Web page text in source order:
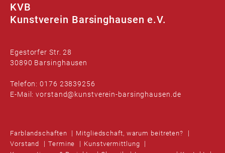
KVB
Kunstverein Barsinghausen e.V.
Egestorfer Str. 28
30890 Barsinghausen
Telefon: 0176 23839256
E-Mail: vorstand@kunstverein-barsinghausen.de
Farblandschaften
Mitgliedschaft, warum beitreten?
Vorstand
Termine
Kunstvermittlung